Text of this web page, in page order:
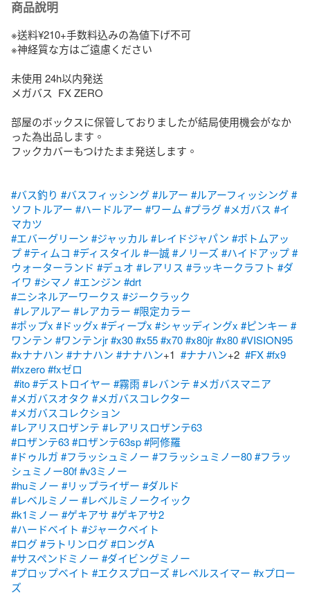
商品說明
※送料¥210+手数料込みの為値下げ不可
※神経質な方はご遠慮ください
未使用 24h以内発送
メガバス  FX ZERO
部屋のボックスに保管しておりましたが結局使用機会がなか
った為出品します。
フックカバーもつけたまま発送します。
#バス釣り #バスフィッシング#ルアー #ルアーフィッシング#
ソフトルアー #ハードルアー #ワーム #プラグ#メガバス #イ
マカツ
#エバーグリーン #ジャッカル #レイドジャパン #ボトムアッ
プ#ティムコ #ディスタイル #一誠#ノリーズ #ハイドアップ#
ウォーターランド #デュオ #レアリス #ラッキークラフト #ダ
イワ #シマノ #エンジン #drt
#ニシネルアーワークス #ジークラック
#レアルアー #レアカラー #限定カラー
#ポップx #ドッグx #ディープx #シャッディングx #ピンキー #
ワンテン #ワンテンjr#x30#x55#x70#x80jr#x80#VISION95
#xナナハン #ナナハン #ナナハン+1 #ナナハン+2 #FX#fx9
#fxzero#fxゼロ
#ito#デストロイヤー #霧雨#レバンテ #メガバスマニア
#メガバスオタク #メガバスコレクター
#メガバスコレクション
#レアリスロザンテ #レアリスロザンテ63
#ロザンテ63#ロザンテ63sp#阿修羅
#ドゥルガ #フラッシュミノー #フラッシュミノー80#フラッ
シュミノー80f#v3ミノー
#huミノー #リップライザー #ダルド
#レベルミノー #レベルミノークイック
#k1ミノー #ゲキアサ #ゲキアサ2
#ハードベイト #ジャークベイト
#ログ#ラトリンログ#ロングA
#サスペンドミノー #ダイビングミノー
#プロップベイト #エクスプローズ #レベルスイマー #xプロー
ズ